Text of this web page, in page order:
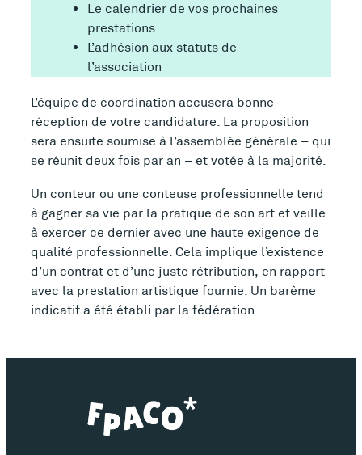
Le calendrier de vos prochaines
prestations
L’adhésion aux statuts de
l’association
L’équipe de coordination accusera bonne
réception de votre candidature. La proposition
sera ensuite soumise à l’assemblée générale – qui
se réunit deux fois par an – et votée à la majorité.
Un conteur ou une conteuse professionnelle tend
à gagner sa vie par la pratique de son art et veille
à exercer ce dernier avec une haute exigence de
qualité professionnelle. Cela implique l’existence
d’un contrat et d’une juste rétribution, en rapport
avec la prestation artistique fournie. Un barème
indicatif a été établi par la fédération.